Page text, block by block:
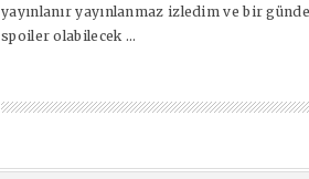
yayınlanır yayınlanmaz izledim ve bir
spoiler olabilecek ...